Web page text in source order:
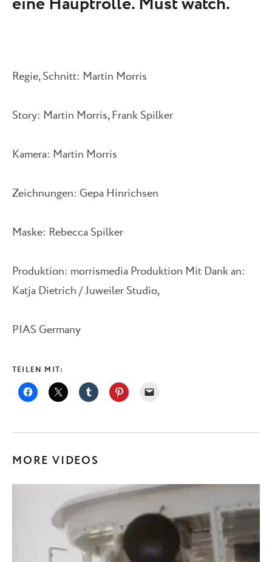
Regie, Schnitt: Martin Morris
Story: Martin Morris, Frank Spilker
Kamera: Martin Morris
Zeichnungen: Gepa Hinrichsen
Maske: Rebecca Spilker
Produktion: morrismedia Produktion Mit Dank an:
Katja Dietrich / Juweiler Studio,
PIAS Germany
TEILEN MIT:
MORE VIDEOS